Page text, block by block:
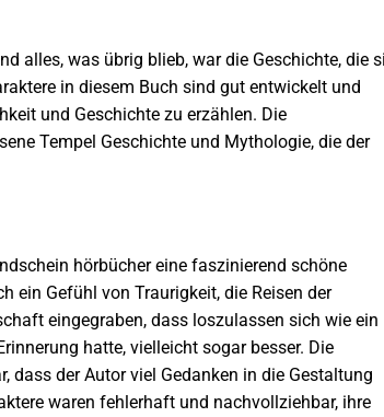
alles, was übrig blieb, war die Geschichte, die
in diesem Buch sind gut entwickelt und
und Geschichte zu erzählen. Die
Tempel Geschichte und Mythologie, die der
hörbücher eine faszinierend schöne
ein Gefühl von Traurigkeit, die Reisen der
eingegraben, dass loszulassen sich wie ein
hatte, vielleicht sogar besser. Die
dass der Autor viel Gedanken in die Gestaltung
waren fehlerhaft und nachvollziehbar, ihre